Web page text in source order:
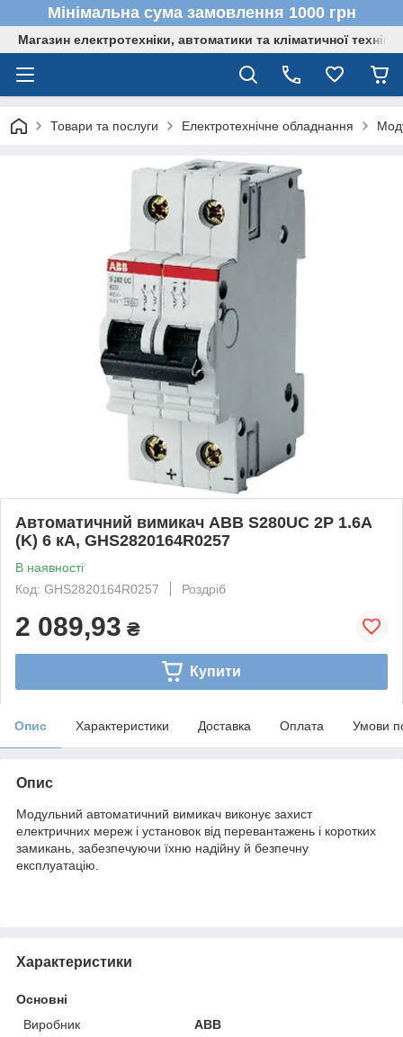
Мінімальна сума замовлення 1000 грн
Магазин електротехніки, автоматики та кліматичної техніки
Товари та послуги Електротехнічне обладнання
Автоматичний вимикач ABB S280UC 2P 1.6А
(K) 6 кА, GHS2820164R0257
В наявності
Код: GHS2820164R0257
Роздріб
2 089,93 ₴
Купити
Опис Характеристики Доставка Оплата Умови
Опис
Модульний автоматичний вимикач виконує захист
електричних мереж і установок від перевантажень і коротких
замикань, забезпечуючи їхню надійну й безпечну
експлуатацію.
Характеристики
Основні
Виробник
ABB